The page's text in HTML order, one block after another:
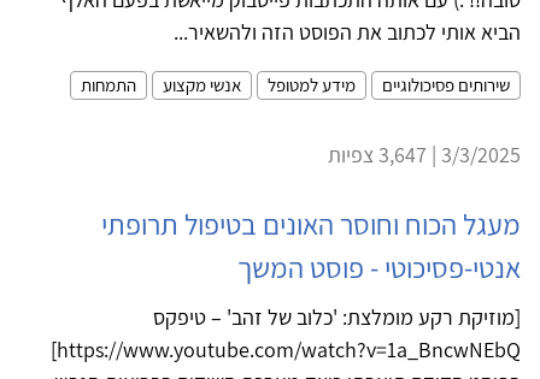
הביא אותי לכתוב את הפוסט הזה ולהשאיר...
שירותים פסיכולוגיים מידע למטופל אנשי מקצוע התמחות
3/3/2025 | 3,647 צפיות
מעגל הכוח וחוסר האונים בטיפול תרופתי
אנטי-פסיכוטי - פוסט המשך
[מוזיקת רקע מומלצת: 'כלוב של זהב' – טיפקס
https://www.youtube.com/watch?v=1a_BncwNEbQ]